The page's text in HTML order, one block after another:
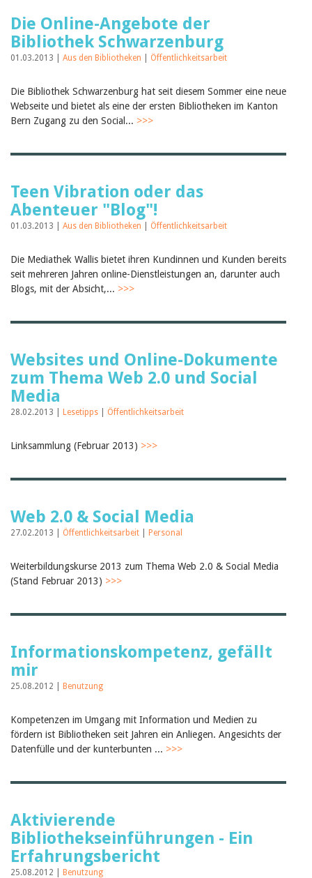
Die Online-Angebote der
Bibliothek Schwarzenburg
01.03.2013 | Aus den Bibliotheken Öffentlichkeitsarbeit
Die Bibliothek Schwarzenburg hat seit diesem Sommer eine neue
Webseite und bietet als eine der ersten Bibliotheken im Kanton
Bern Zugang zu den Social... >>>
Teen Vibration oder das
Abenteuer "Blog"!
01.03.2013 | Aus den Bibliotheken Öffentlichkeitsarbeit
Die Mediathek Wallis bietet ihren Kundinnen und Kunden bereits
seit mehreren Jahren online-Dienstleistungen an, darunter auch
Blogs, mit der Absicht,... >>>
Websites und Online-Dokumente
zum Thema Web 2.0 und Social
Media
28.02.2013 | Lesetipps Öffentlichkeitsarbeit
Linksammlung (Februar 2013) >>>
Web 2.0 & Social Media
27.02.2013 | Öffentlichkeitsarbeit Personal
Weiterbildungskurse 2013 zum Thema Web 2.0 & Social Media
(Stand Februar 2013) >>>
Informationskompetenz, gefällt
mir
25.08.2012 | Benutzung
Kompetenzen im Umgang mit Information und Medien zu
fördern ist Bibliotheken seit Jahren ein Anliegen. Angesichts der
Datenfülle und der kunterbunten ... >>>
Aktivierende
Bibliothekseinführungen - Ein
Erfahrungsbericht
25.08.2012 | Benutzung